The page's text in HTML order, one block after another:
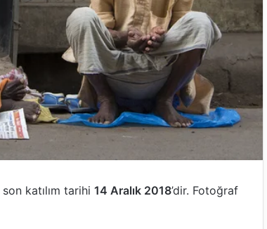
son katılım tarihi 14 Aralık 2018’dir. Fotoğraf